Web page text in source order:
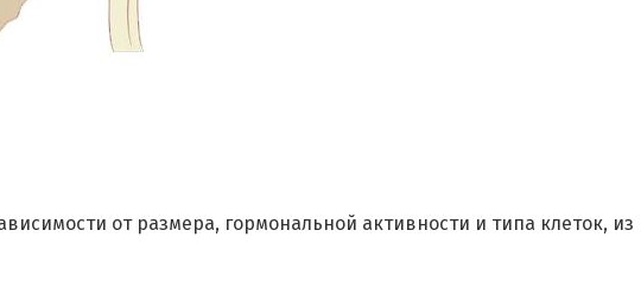
от размера, гормональной активности и типа клеток, из